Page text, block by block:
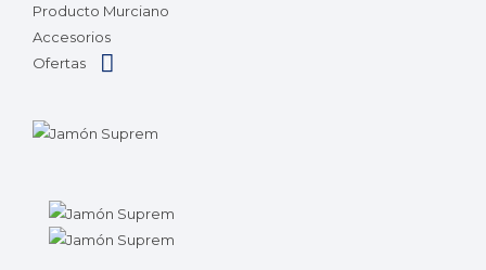
Producto Murciano
Accesorios
Ofertas